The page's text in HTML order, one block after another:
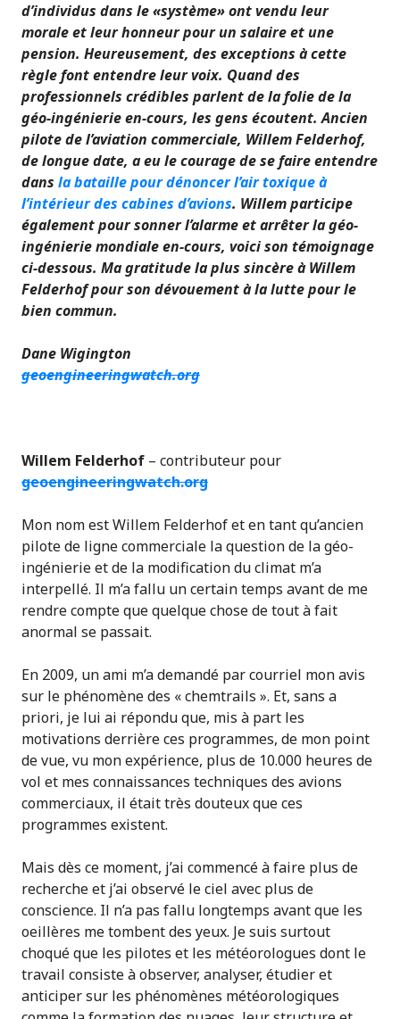
d’individus dans le «système» ont vendu leur
morale et leur honneur pour un salaire et une
pension. Heureusement, des exceptions à cette
règle font entendre leur voix. Quand des
professionnels crédibles parlent de la folie de la
géo-ingénierie en-cours, les gens écoutent. Ancien
pilote de l’aviation commerciale, Willem Felderhof,
de longue date, a eu le courage de se faire entendre
dans la bataille pour dénoncer l’air toxique à
l’intérieur des cabines d’avions. Willem participe
également pour sonner l’alarme et arrêter la géo-
ingénierie mondiale en-cours, voici son témoignage
ci-dessous. Ma gratitude la plus sincère à Willem
Felderhof pour son dévouement à la lutte pour le
bien commun.
Dane Wigington
geoengineeringwatch.org
Willem Felderhof – contributeur pour
geoengineeringwatch.org
Mon nom est Willem Felderhof et en tant qu’ancien
pilote de ligne commerciale la question de la géo-
ingénierie et de la modification du climat m’a
interpellé. Il m’a fallu un certain temps avant de me
rendre compte que quelque chose de tout à fait
anormal se passait.
En 2009, un ami m’a demandé par courriel mon avis
sur le phénomène des « chemtrails ». Et, sans a
priori, je lui ai répondu que, mis à part les
motivations derrière ces programmes, de mon point
de vue, vu mon expérience, plus de 10.000 heures de
vol et mes connaissances techniques des avions
commerciaux, il était très douteux que ces
programmes existent.
Mais dès ce moment, j’ai commencé à faire plus de
recherche et j’ai observé le ciel avec plus de
conscience. Il n’a pas fallu longtemps avant que les
oeillères me tombent des yeux. Je suis surtout
choqué que les pilotes et les météorologues dont le
travail consiste à observer, analyser, étudier et
anticiper sur les phénomènes météorologiques